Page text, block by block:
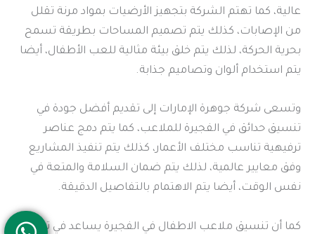
عالية، كما تهتم الشركة بتجهيز الأرضيات بمواد مرنة تقلل
من الإصابات، كذلك يتم تصميم المساحات بطريقة تسمح
بحرية الحركة، لذلك يتم خلق بيئة مثالية للعب الأطفال، أيضا
يتم استخدام ألوان وتصاميم جذابة.
وتسعى شركة جوهرة الإمارات إلى تقديم أفضل جودة في
تنسيق حدائق في الفجيرة للملاعب، كما يتم دمج عناصر
ترفيهية تناسب مختلف الأعمار، كذلك يتم تنفيذ المشاريع
وفق معايير عالمية، لذلك يتم ضمان السلامة والمتعة في
نفس الوقت، أيضا يتم الاهتمام بالتفاصيل الدقيقة.
كما أن تنسيق ملاعب الاطفال في الفجيرة يساعد في توفير